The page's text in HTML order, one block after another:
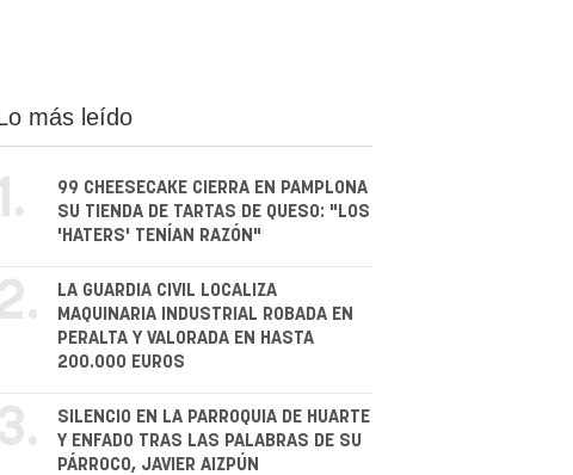
más leído
99 CHEESECAKE CIERRA EN PAMPLONA
SU TIENDA DE TARTAS DE QUESO: "LOS
'HATERS' TENÍAN RAZÓN"
LA GUARDIA CIVIL LOCALIZA
MAQUINARIA INDUSTRIAL ROBADA EN
PERALTA Y VALORADA EN HASTA
200.000 EUROS
3.
SILENCIO EN LA PARROQUIA DE HUARTE
Y ENFADO TRAS LAS PALABRAS DE SU
PÁRROCO, JAVIER AIZPÚN